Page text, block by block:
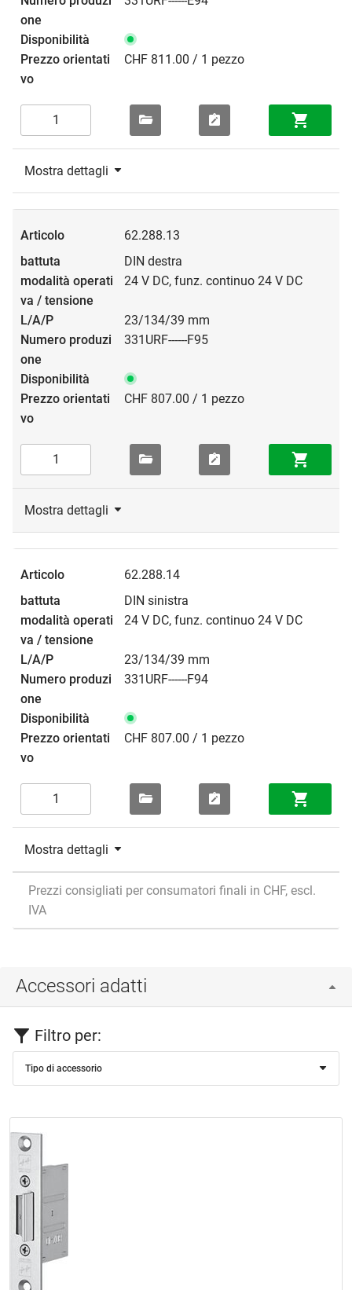
CHF 811.00 / 1 pezzo
Mostra dettagli
62.288.13
DIN destra
24 V DC, funz. continuo 24 V DC
23/134/39 mm
331URF------F95
CHF 807.00 / 1 pezzo
Mostra dettagli
62.288.14
DIN sinistra
24 V DC, funz. continuo 24 V DC
23/134/39 mm
331URF------F94
CHF 807.00 / 1 pezzo
Mostra dettagli
Prezzi consigliati per consumatori finali in CHF, escl.
IVA
Accessori adatti
Filtro per:
Tipo di accessorio